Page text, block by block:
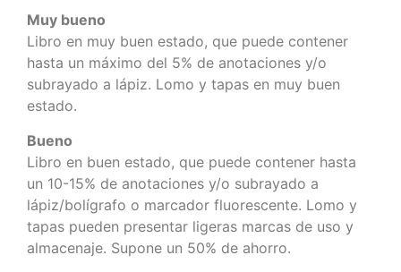
Muy bueno
Libro en muy buen estado, que puede contener
hasta un máximo del 5% de anotaciones y/o
subrayado a lápiz. Lomo y tapas en muy buen
estado.
Bueno
Libro en buen estado, que puede contener hasta
un 10-15% de anotaciones y/o subrayado a
lápiz/bolígrafo o marcador fluorescente. Lomo y
tapas pueden presentar ligeras marcas de uso y
almacenaje. Supone un 50% de ahorro.